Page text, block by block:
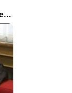
Ника Батхен - Архангел,...